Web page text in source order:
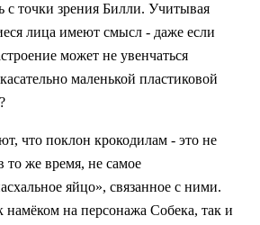
с точки зрения Билли. Учитывая
лица имеют смысл - даже если
может не увенчаться
маленькой пластиковой
что поклон крокодилам - это не
то же время, не самое
яйцо», связанное с ними.
на персонажа Собека, так и